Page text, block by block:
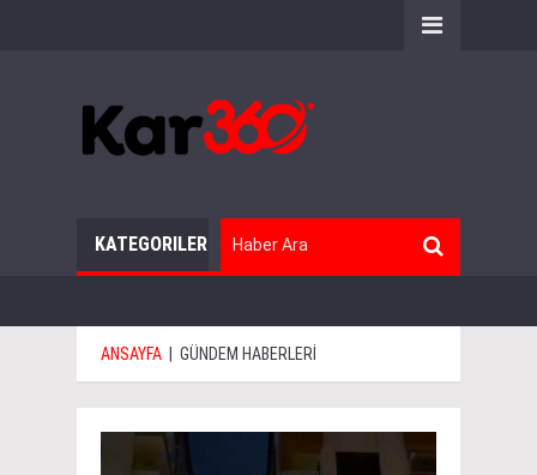
KATEGORILER
ANSAYFA | GÜNDEM HABERLERİ